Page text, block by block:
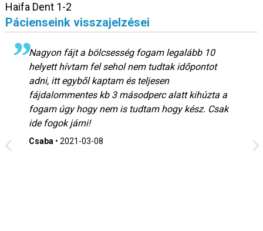
Haifa Dent 1-2
Pácienseink visszajelzései
Nagyon fájt a bölcsesség fogam legalább 10
helyett hívtam fel sehol nem tudtak időpontot
adni, itt egyből kaptam és teljesen
fájdalommentes kb 3 másodperc alatt kihúzta a
fogam úgy hogy nem is tudtam hogy kész. Csak
ide fogok járni!
Csaba • 2021-03-08